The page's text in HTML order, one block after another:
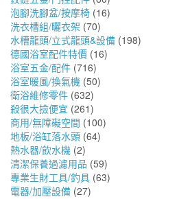
泡腳洗腳盆/按摩椅 (16)
洗衣槽組/曬衣架 (70)
水槽龍頭/立式龍頭&設備 (198)
德國浴室配件特價 (16)
浴室五金/配件 (716)
浴室暖風/換氣機 (50)
衛浴維修零件 (632)
殺很大撿便宜 (261)
商用/無障礙空間 (100)
地板/浴缸落水頭 (64)
熱水器/飲水機 (2)
清潔保養過濾用品 (59)
專業生財工具/釣具 (63)
電器/加壓設備 (27)